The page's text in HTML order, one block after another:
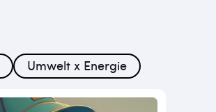
Umwelt x Energie